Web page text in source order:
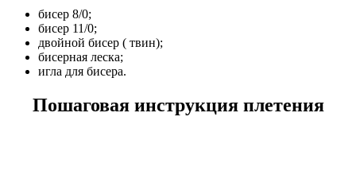
бисер 8/0;
бисер 11/0;
двойной бисер ( твин);
бисерная леска;
игла для бисера.
Пошаговая инструкция плетения